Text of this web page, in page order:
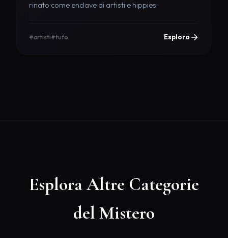
rinato come enclave di artisti e hippies.
#artisti#tufo Esplora
Esplora Altre Categorie
del Mistero